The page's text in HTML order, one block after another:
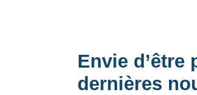
Envie d’être
dernières